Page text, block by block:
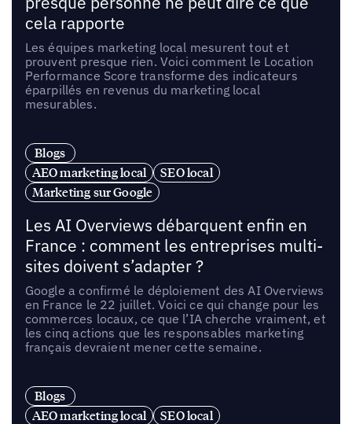
cela rapporte
Les équipes marketing local mesurent tout et
prouvent presque rien. Voici comment le Location
Performance Score transforme des indicateurs
éparpillés en revenus du marketing local
mesurables.
Blogs
AEO marketing local
SEO local
Marketing sur Google
Les AI Overviews débarquent enfin en
France : comment les entreprises multi-
sites doivent s’adapter ?
Google a confirmé le déploiement des AI Overviews
en France le 22 juillet. Voici ce qui change pour les
commerces locaux, ce que l’IA cherche vraiment, et
les cinq actions que les responsables marketing
français devraient mener cette semaine.
Blogs
AEO marketing local
SEO local